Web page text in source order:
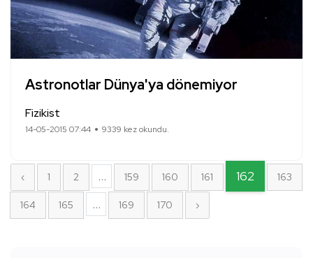
Astronotlar Dünya'ya dönemiyor
Fizikist
14-05-2015 07:44 9339 kez okundu.
‹ 1 2 ... 159 160 161 162 163
164 165 ... 169 170 ›